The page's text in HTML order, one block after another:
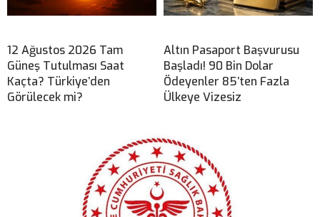
12 Ağustos 2026 Tam
Güneş Tutulması Saat
Kaçta? Türkiye’den
Görülecek mi?
Altın Pasaport Başvurusu
Başladı! 90 Bin Dolar
Ödeyenler 85’ten Fazla
Ülkeye Vizesiz